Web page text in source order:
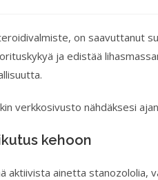
on saavuttanut
ja edistää
verkkosivusto nähdäksesi
kehoon
aktiivista ainetta stanozololia,